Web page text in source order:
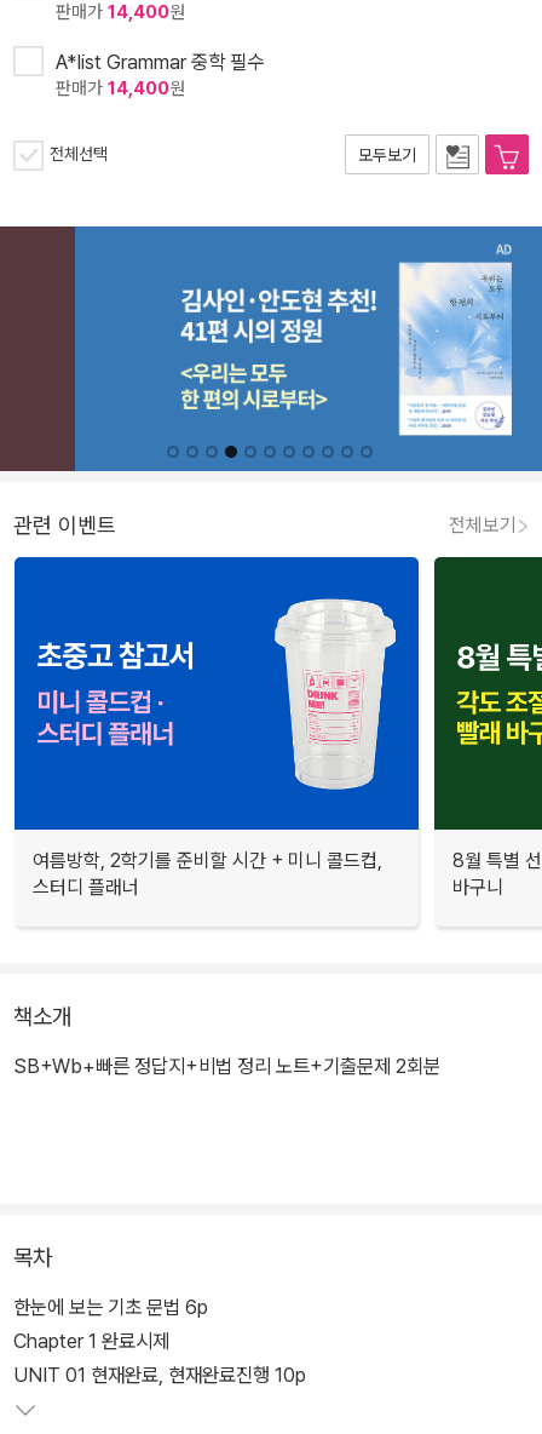
판매가 14,400원
A*list Grammar 중학 필수
판매가 14,400원
전체선택 모두보기
관련 이벤트 전체보기
여름방학, 2학기를 준비할 시간 + 미니 콜드컵,
스터디 플래너
8월 특별
바구니
책소개
SB+Wb+빠른 정답지+비법 정리 노트+기출문제 2회분
목차
한눈에 보는 기초 문법 6p
Chapter 1 완료시제
UNIT 01 현재완료, 현재완료진행 10p